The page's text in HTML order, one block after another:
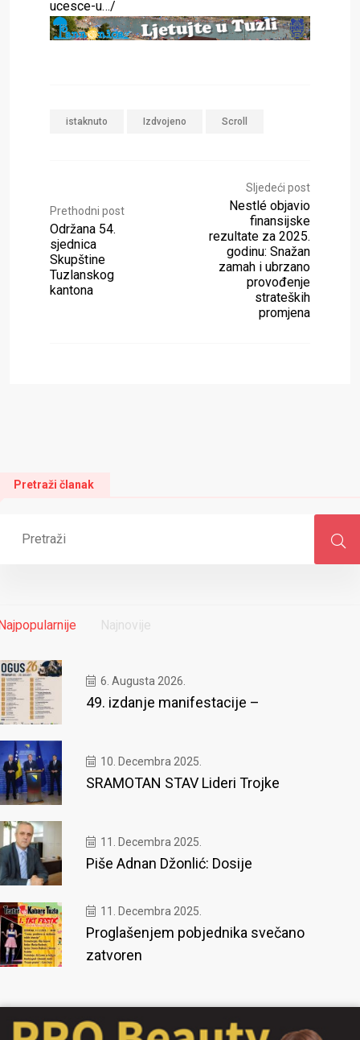
ucesce-u…/
istaknuto Izdvojeno Scroll
Prethodni post
Održana 54.
sjednica
Skupštine
Tuzlanskog
kantona
Sljedeći post
Nestlé objavio
finansijske
rezultate za 2025.
godinu: Snažan
zamah i ubrzano
provođenje
strateških
promjena
Pretraži članak
Najnovije
6. Augusta 2026.
49. izdanje manifestacije –
10. Decembra 2025.
SRAMOTAN STAV Lideri Trojke
11. Decembra 2025.
Piše Adnan Džonlić: Dosije
11. Decembra 2025.
Proglašenjem pobjednika svečano
zatvoren